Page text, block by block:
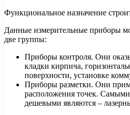
Функциональное назначение
Данные измерительные приборы
две группы:
Приборы контроля. Они
кладки кирпича,
поверхности, установке
Приборы разметки. Они
расположения точек.
дешевыми являются –